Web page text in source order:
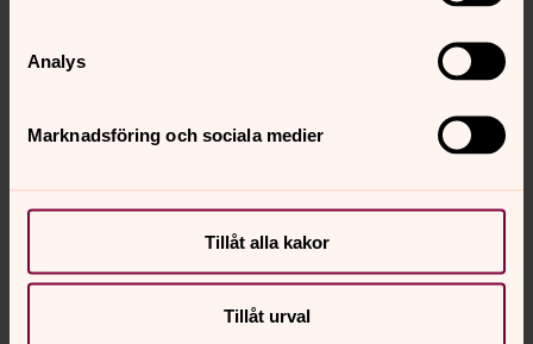
Analys
Marknadsföring och sociala medier
Tillåt alla kakor
Tillåt urval
Överklintens begravningsplats
Planteringsdag
· tisdag 9 juni
Mellersta begravningsplatsen
Ansvarig Tommy Jonsson